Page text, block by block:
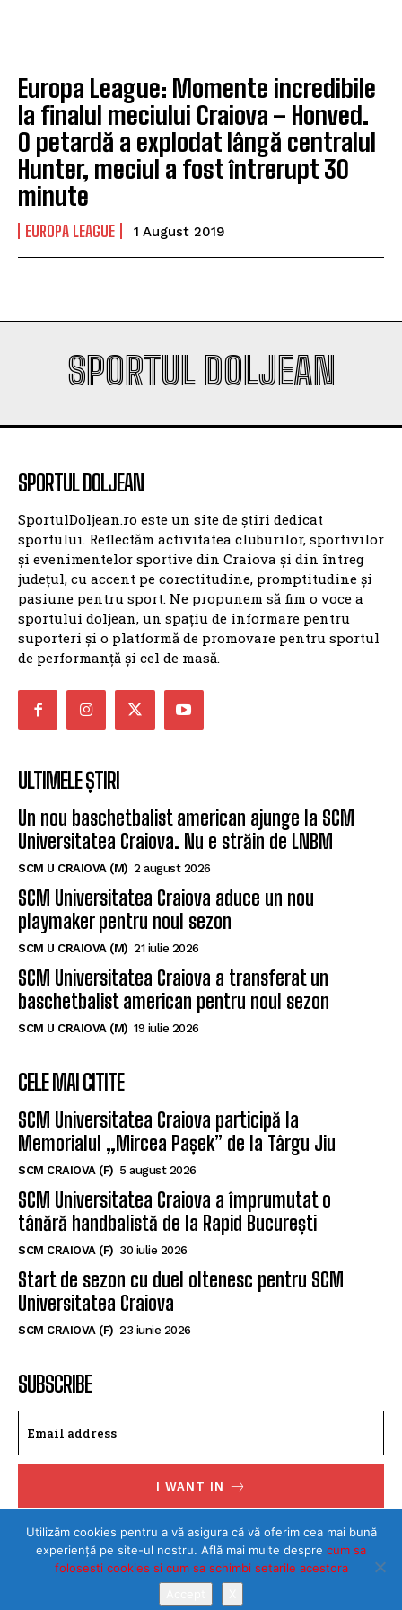
Europa League: Momente incredibile
la finalul meciului Craiova – Honved.
O petardă a explodat lângă centralul
Hunter, meciul a fost întrerupt 30
minute
EUROPA LEAGUE 1 August 2019
SPORTUL DOLJEAN
SPORTUL DOLJEAN
SportulDoljean.ro este un site de știri dedicat
sportului. Reflectăm activitatea cluburilor, sportivilor
și evenimentelor sportive din Craiova și din întreg
județul, cu accent pe corectitudine, promptitudine și
pasiune pentru sport. Ne propunem să fim o voce a
sportului doljean, un spațiu de informare pentru
suporteri și o platformă de promovare pentru sportul
de performanță și cel de masă.
ULTIMELE ȘTIRI
Un nou baschetbalist american ajunge la SCM
Universitatea Craiova. Nu e străin de LNBM
SCM U CRAIOVA (M) 2 august 2026
SCM Universitatea Craiova aduce un nou
playmaker pentru noul sezon
SCM U CRAIOVA (M) 21 iulie 2026
SCM Universitatea Craiova a transferat un
baschetbalist american pentru noul sezon
SCM U CRAIOVA (M) 19 iulie 2026
CELE MAI CITITE
SCM Universitatea Craiova participă la
Memorialul „Mircea Pașek” de la Târgu Jiu
SCM CRAIOVA (F) 5 august 2026
SCM Universitatea Craiova a împrumutat o
tânără handbalistă de la Rapid București
SCM CRAIOVA (F) 30 iulie 2026
Start de sezon cu duel oltenesc pentru SCM
Universitatea Craiova
SCM CRAIOVA (F) 23 iunie 2026
SUBSCRIBE
I WANT IN
I've read and accept thePrivacy Policy.
Utilizăm cookies pentru a vă asigura că vă oferim cea mai bună
experiență pe site-ul nostru. Află mai multe despre cum sa
folosesti cookies si cum sa schimbi setarile acestora